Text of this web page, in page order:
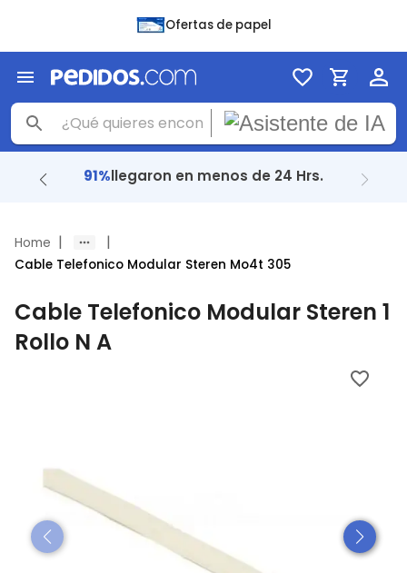
Ofertas de papel
91%llegaron en menos de 24 Hrs.
Home | |
Cable Telefonico Modular Steren Mo4t 305
Cable Telefonico Modular Steren 1
Rollo N A